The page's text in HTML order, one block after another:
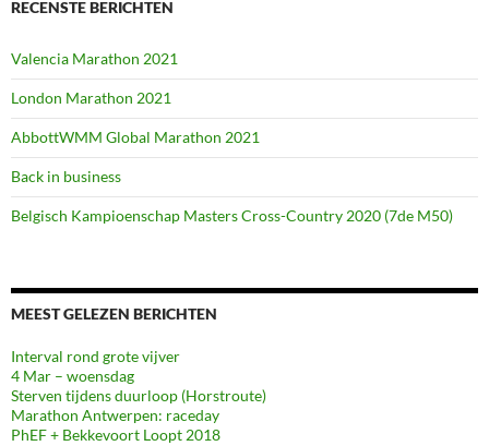
RECENSTE BERICHTEN
Valencia Marathon 2021
London Marathon 2021
AbbottWMM Global Marathon 2021
Back in business
Belgisch Kampioenschap Masters Cross-Country 2020 (7de M50)
MEEST GELEZEN BERICHTEN
Interval rond grote vijver
4 Mar – woensdag
Sterven tijdens duurloop (Horstroute)
Marathon Antwerpen: raceday
PhEF + Bekkevoort Loopt 2018